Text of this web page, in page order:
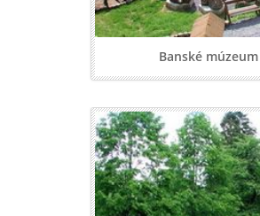
Banské